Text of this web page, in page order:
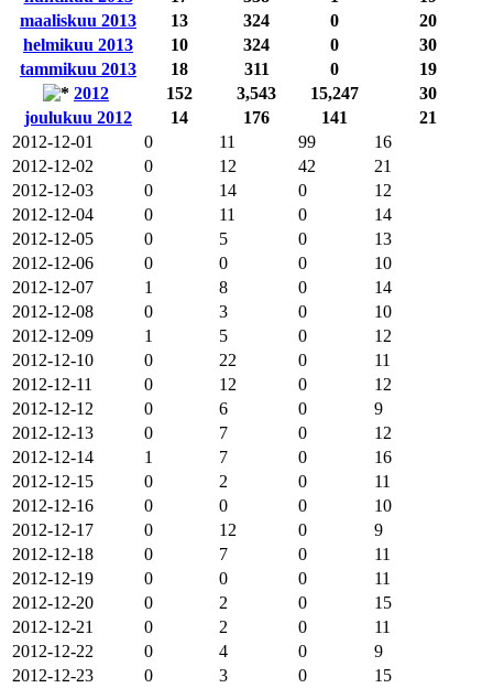
maaliskuu 2013
13 324 0
20
helmikuu 2013
10 324 0
30
tammikuu 2013
18 311 0
19
2012
152 3,543 15,247
30
joulukuu 2012
14 176 141
21
2012-12-01
0 11 99
16
2012-12-02
0 12 42
21
2012-12-03
0 14 0
12
2012-12-04
0 11 0
14
2012-12-05
0 5 0
13
2012-12-06
0 0 0
10
2012-12-07
1 8 0
14
2012-12-08
0 3 0
10
2012-12-09
1 5 0
12
2012-12-10
0 22 0
11
2012-12-11
0 12 0
12
2012-12-12
0 6 0
9
2012-12-13
0 7 0
12
2012-12-14
1 7 0
16
2012-12-15
0 2 0
11
2012-12-16
0 0 0
10
2012-12-17
0 12 0
9
2012-12-18
0 7 0
11
2012-12-19
0 0 0
11
2012-12-20
0 2 0
15
2012-12-21
0 2 0
11
2012-12-22
0 4 0
9
2012-12-23
0 3 0
15